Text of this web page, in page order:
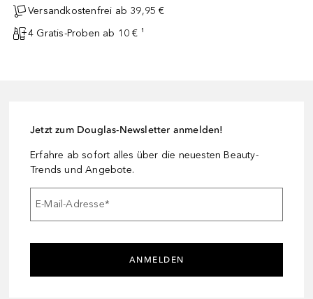
Versandkostenfrei ab 39,95 €
4 Gratis-Proben ab 10 € ¹
Jetzt zum Douglas-Newsletter anmelden!
Erfahre ab sofort alles über die neuesten Beauty-
Trends und Angebote.
E-Mail-Adresse*
ANMELDEN